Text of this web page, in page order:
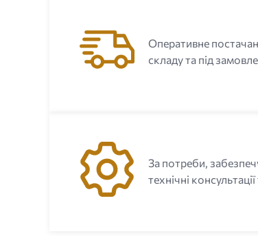
Оперативне
складу та під
За потреби,
технічні